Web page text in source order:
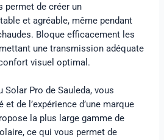
permet de créer un
et agréable, même pendant
Bloque efficacement les
une transmission adéquate
visuel optimal.
Pro de Sauleda, vous
de l’expérience d’une marque
la plus large gamme de
ce qui vous permet de